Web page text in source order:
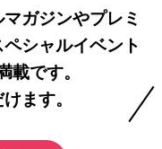
ガジンやプレミ
シャルイベント
です。
ます。